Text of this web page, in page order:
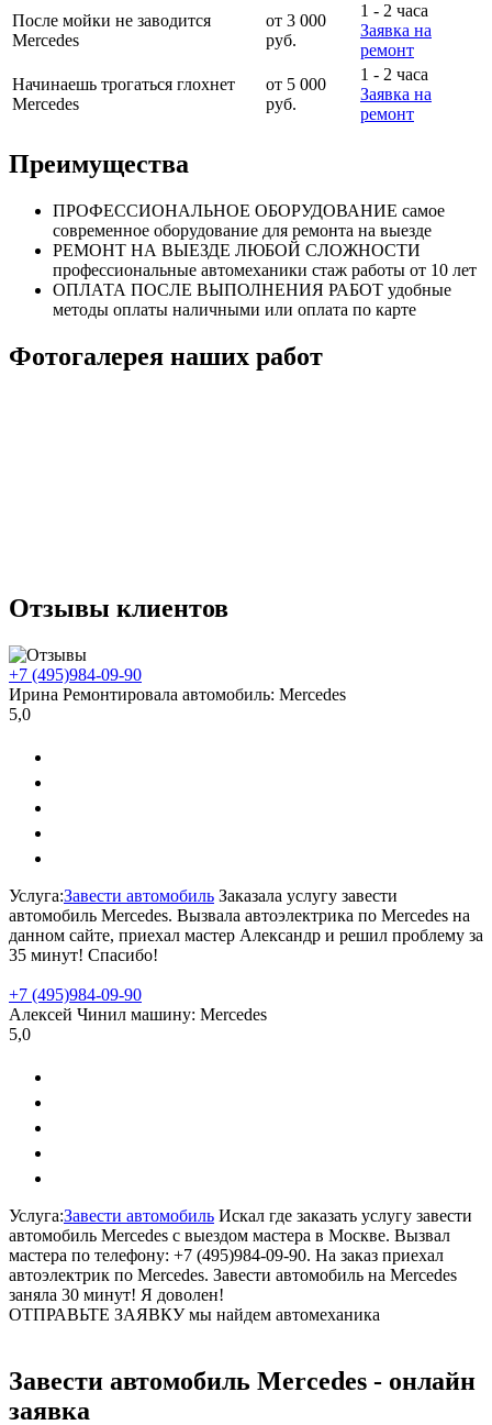
После мойки не заводится
Mercedes
от 3 000
руб.
1 - 2 часа
Заявка на
ремонт
Начинаешь трогаться глохнет
Mercedes
от 5 000
руб.
1 - 2 часа
Заявка на
ремонт
Преимущества
ПРОФЕССИОНАЛЬНОЕ ОБОРУДОВАНИЕ самое
современное оборудование для ремонта на выезде
РЕМОНТ НА ВЫЕЗДЕ ЛЮБОЙ СЛОЖНОСТИ
профессиональные автомеханики стаж работы от 10 лет
ОПЛАТА ПОСЛЕ ВЫПОЛНЕНИЯ РАБОТ удобные
методы оплаты наличными или оплата по карте
Фотогалерея наших работ
Отзывы клиентов
+7 (495)984-09-90
Ирина Ремонтировала автомобиль: Mercedes
5,0
Услуга:Завести автомобиль Заказала услугу завести
автомобиль Mercedes. Вызвала автоэлектрика по Mercedes на
данном сайте, приехал мастер Александр и решил проблему за
35 минут! Спасибо!
+7 (495)984-09-90
Алексей Чинил машину: Mercedes
5,0
Услуга:Завести автомобиль Искал где заказать услугу завести
автомобиль Mercedes с выездом мастера в Москве. Вызвал
мастера по телефону: +7 (495)984-09-90. На заказ приехал
автоэлектрик по Mercedes. Завести автомобиль на Mercedes
заняла 30 минут! Я доволен!
ОТПРАВЬТЕ ЗАЯВКУ мы найдем автомеханика
Завести автомобиль Mercedes - онлайн
заявка